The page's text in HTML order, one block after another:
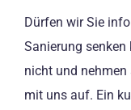
Dürfen wir Sie
Sanierung senken
nicht und
mit uns auf. Ein